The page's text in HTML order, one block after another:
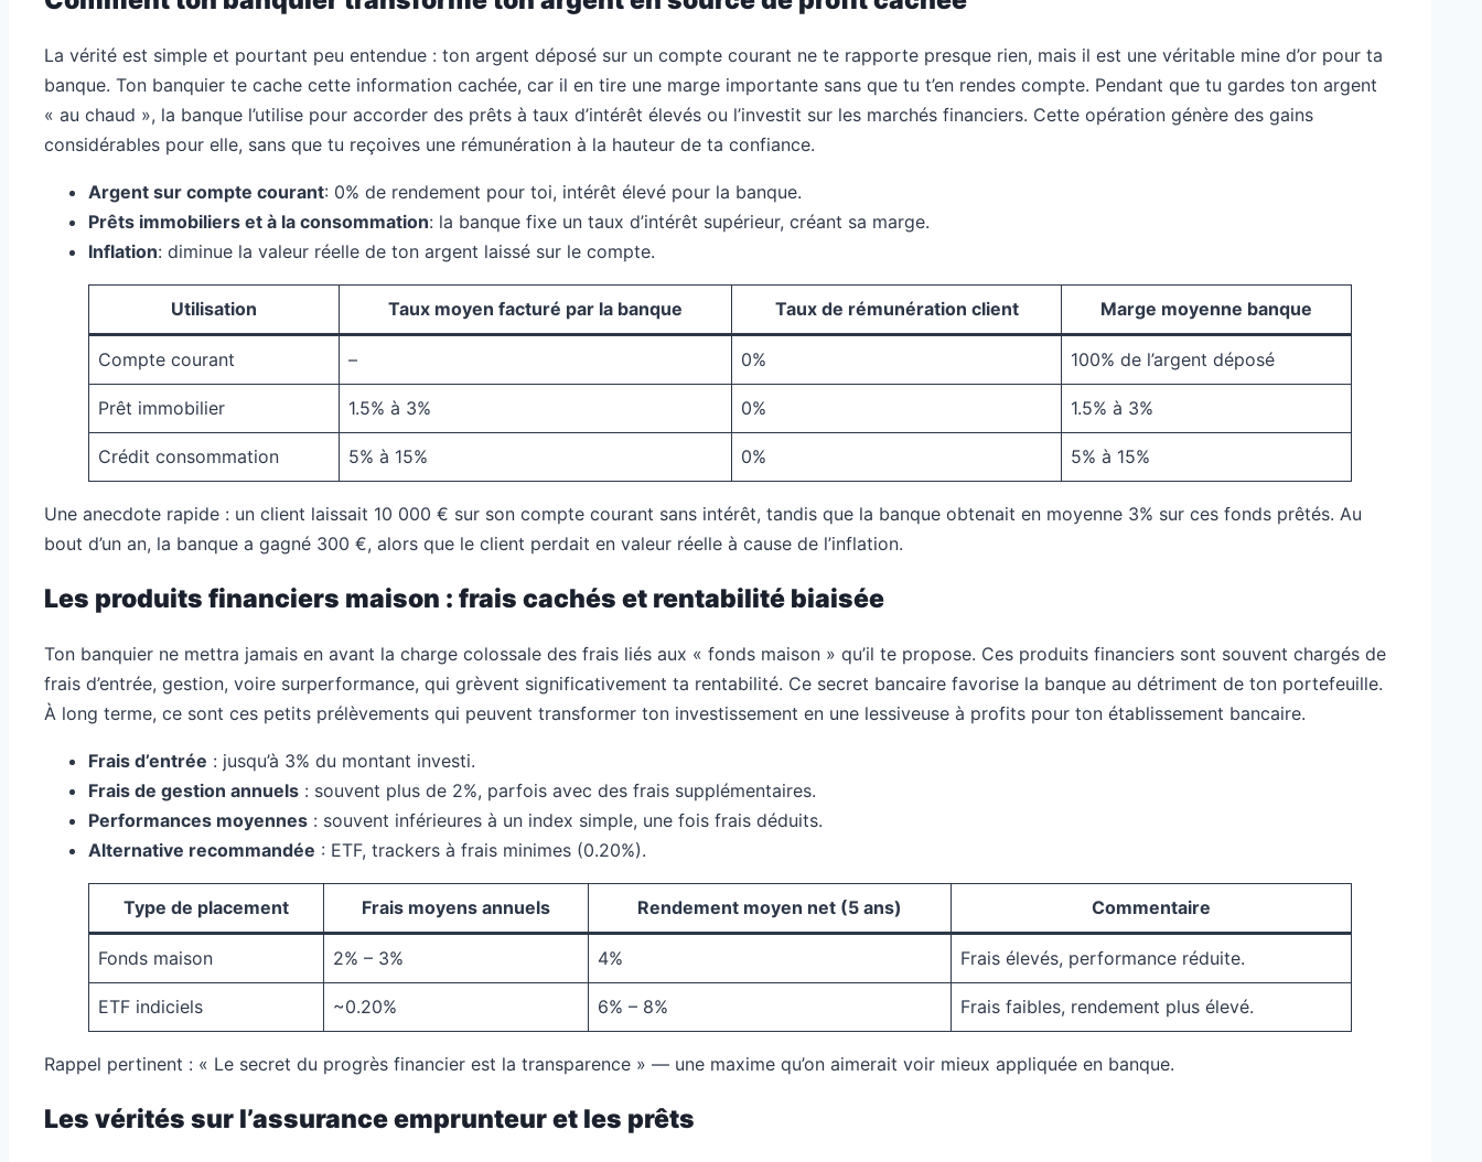
La vérité est simple et pourtant peu entendue : ton argent déposé sur un compte courant ne te rapporte presque rien, mais il est une véritable mine d’or pour ta
banque. Ton banquier te cache cette information cachée, car il en tire une marge importante sans que tu t’en rendes compte. Pendant que tu gardes ton argent
« au chaud », la banque l’utilise pour accorder des prêts à taux d’intérêt élevés ou l’investit sur les marchés financiers. Cette opération génère des gains
considérables pour elle, sans que tu reçoives une rémunération à la hauteur de ta confiance.
Argent sur compte courant: 0% de rendement pour toi, intérêt élevé pour la banque.
Prêts immobiliers et à la consommation: la banque fixe un taux d’intérêt supérieur, créant sa marge.
Inflation: diminue la valeur réelle de ton argent laissé sur le compte.
Utilisation Taux moyen facturé par la banque Taux de rémunération client Marge moyenne banque
Compte courant – 0% 100% de l’argent déposé
Prêt immobilier 1.5% à 3% 0% 1.5% à 3%
Crédit consommation 5% à 15% 0% 5% à 15%
Une anecdote rapide : un client laissait 10 000 € sur son compte courant sans intérêt, tandis que la banque obtenait en moyenne 3% sur ces fonds prêtés. Au
bout d’un an, la banque a gagné 300 €, alors que le client perdait en valeur réelle à cause de l’inflation.
Les produits financiers maison : frais cachés et rentabilité biaisée
Ton banquier ne mettra jamais en avant la charge colossale des frais liés aux « fonds maison » qu’il te propose. Ces produits financiers sont souvent chargés de
frais d’entrée, gestion, voire surperformance, qui grèvent significativement ta rentabilité. Ce secret bancaire favorise la banque au détriment de ton portefeuille.
À long terme, ce sont ces petits prélèvements qui peuvent transformer ton investissement en une lessiveuse à profits pour ton établissement bancaire.
Frais d’entrée : jusqu’à 3% du montant investi.
Frais de gestion annuels : souvent plus de 2%, parfois avec des frais supplémentaires.
Performances moyennes : souvent inférieures à un index simple, une fois frais déduits.
Alternative recommandée : ETF, trackers à frais minimes (0.20%).
Type de placement Frais moyens annuels Rendement moyen net (5 ans) Commentaire
Fonds maison 2% – 3% 4% Frais élevés, performance réduite.
ETF indiciels ~0.20% 6% – 8% Frais faibles, rendement plus élevé.
Rappel pertinent : « Le secret du progrès financier est la transparence » — une maxime qu’on aimerait voir mieux appliquée en banque.
Les vérités sur l’assurance emprunteur et les prêts